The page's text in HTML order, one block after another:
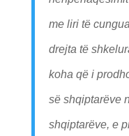
me liri të
drejta të
koha që i
së shqiptarëve
shqiptarëve, e